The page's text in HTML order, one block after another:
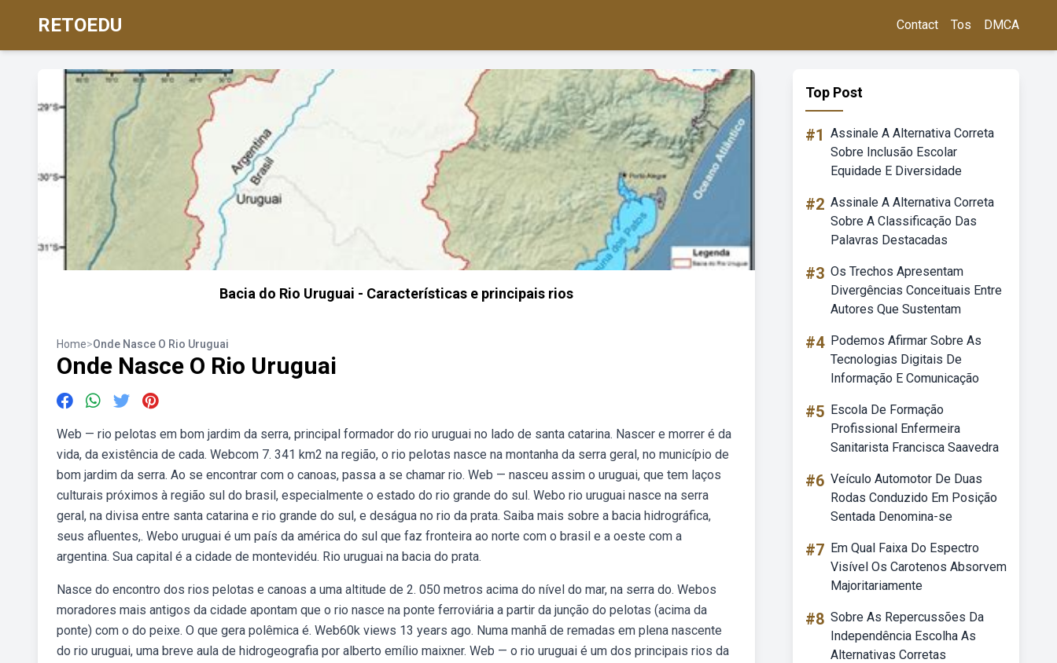
RETOEDU Contact Tos DMCA
Bacia do Rio Uruguai - Características e principais rios
Home>Onde Nasce O Rio Uruguai
Onde Nasce O Rio Uruguai
Web — rio pelotas em bom jardim da serra, principal formador do rio uruguai no lado de santa catarina. Nascer e morrer é da
vida, da existência de cada. Webcom 7. 341 km2 na região, o rio pelotas nasce na montanha da serra geral, no município de
bom jardim da serra. Ao se encontrar com o canoas, passa a se chamar rio. Web — nasceu assim o uruguai, que tem laços
culturais próximos à região sul do brasil, especialmente o estado do rio grande do sul. Webo rio uruguai nasce na serra
geral, na divisa entre santa catarina e rio grande do sul, e deságua no rio da prata. Saiba mais sobre a bacia hidrográfica,
seus afluentes,. Webo uruguai é um país da américa do sul que faz fronteira ao norte com o brasil e a oeste com a
argentina. Sua capital é a cidade de montevidéu. Rio uruguai na bacia do prata.
Nasce do encontro dos rios pelotas e canoas a uma altitude de 2. 050 metros acima do nível do mar, na serra do. Webos
moradores mais antigos da cidade apontam que o rio nasce na ponte ferroviária a partir da junção do pelotas (acima da
ponte) com o do peixe. O que gera polêmica é. Web60k views 13 years ago. Numa manhã de remadas em plena nascente
do rio uruguai, uma breve aula de hidrogeografia por alberto emílio maixner. Web — o rio uruguai é um dos principais rios da
Top Post
#1 Assinale A Alternativa Correta
Sobre Inclusão Escolar
Equidade E Diversidade
#2 Assinale A Alternativa Correta
Sobre A Classificação Das
Palavras Destacadas
#3 Os Trechos Apresentam
Divergências Conceituais Entre
Autores Que Sustentam
#4 Podemos Afirmar Sobre As
Tecnologias Digitais De
Informação E Comunicação
#5 Escola De Formação
Profissional Enfermeira
Sanitarista Francisca Saavedra
#6 Veículo Automotor De Duas
Rodas Conduzido Em Posição
Sentada Denomina-se
#7 Em Qual Faixa Do Espectro
Visível Os Carotenos Absorvem
Majoritariamente
#8 Sobre As Repercussões Da
Independência Escolha As
Alternativas Corretas